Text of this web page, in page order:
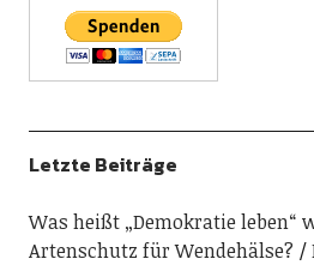
Letzte Beiträge
Was heißt „Demokratie leben“
Artenschutz für Wendehälse?